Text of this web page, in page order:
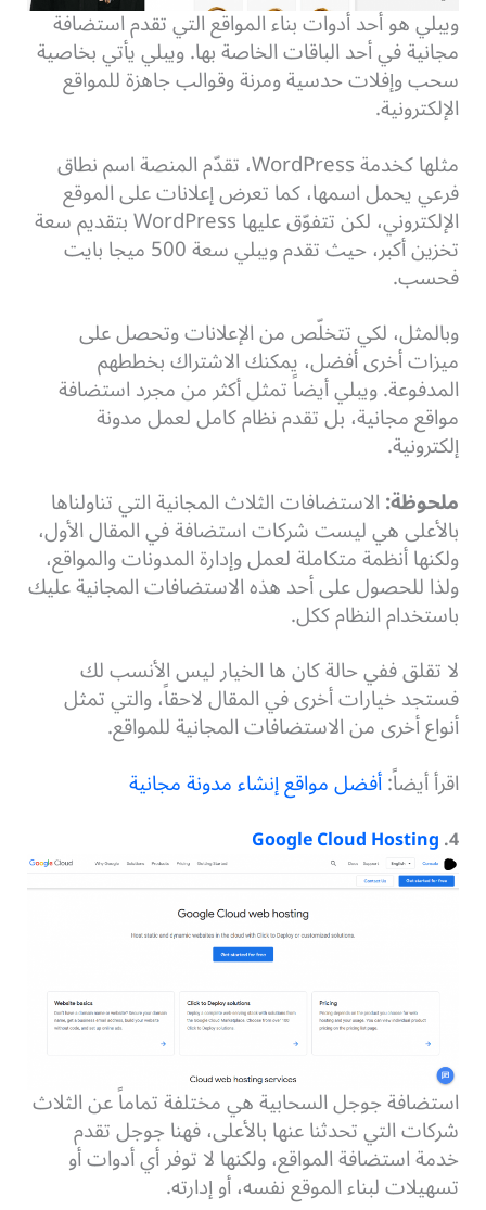
ويبلي هو أحد أدوات بناء المواقع التي تقدم استضافة
مجانية في أحد الباقات الخاصة بها. ويبلي يأتي بخاصية
سحب وإفلات حدسية ومرنة وقوالب جاهزة للمواقع
الإلكترونية.
مثلها كخدمة WordPress، تقدّم المنصة اسم نطاق
فرعي يحمل اسمها، كما تعرض إعلانات على الموقع
الإلكتروني، لكن تتفوّق عليها WordPress بتقديم سعة
تخزين أكبر، حيث تقدم ويبلي سعة 500 ميجا بايت
فحسب.
وبالمثل، لكي تتخلّص من الإعلانات وتحصل على
ميزات أخرى أفضل، يمكنك الاشتراك بخططهم
المدفوعة. ويبلي أيضاً تمثل أكثر من مجرد استضافة
مواقع مجانية، بل تقدم نظام كامل لعمل مدونة
إلكترونية.
ملحوظة:الاستضافات الثلاث المجانية التي تناولناها
بالأعلى هي ليست شركات استضافة في المقال الأول،
ولكنها أنظمة متكاملة لعمل وإدارة المدونات والمواقع،
ولذا للحصول على أحد هذه الاستضافات المجانية عليك
باستخدام النظام ككل.
لا تقلق ففي حالة كان ها الخيار ليس الأنسب لك
فستجد خيارات أخرى في المقال لاحقاً، والتي تمثل
أنواع أخرى من الاستضافات المجانية للمواقع.
اقرأ أيضاً:أفضل مواقع إنشاء مدونة مجانية
4
.
Google Cloud Hosting
استضافة جوجل السحابية هي مختلفة تماماً عن الثلاث
شركات التي تحدثنا عنها بالأعلى، فهنا جوجل تقدم
خدمة استضافة المواقع، ولكنها لا توفر أي أدوات أو
تسهيلات لبناء الموقع نفسه، أو إدارته.